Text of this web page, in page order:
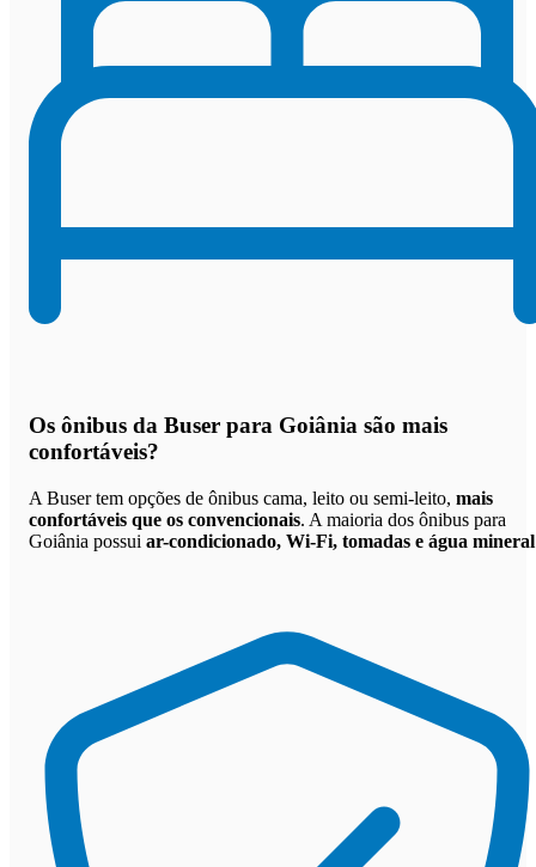
Os ônibus da Buser para Goiânia são mais
confortáveis?
A Buser tem opções de ônibus cama, leito ou semi-leito, mais
confortáveis que os convencionais. A maioria dos ônibus para
Goiânia possui ar-condicionado, Wi-Fi, tomadas e água mineral